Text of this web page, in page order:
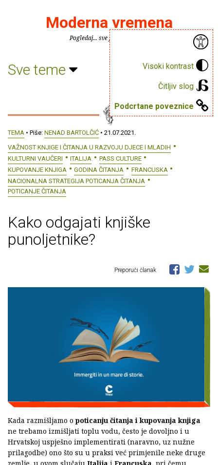
Visoki kontrast
Čitljiv slog
Podcrtane poveznice
Moderna vremena
Pogledaj... sve je puno knjiga.
Sve teme
TEMA • Piše: NENAD BARTOLČIĆ • 21.07.2021.
VAŽNOST KNJIGE I ČITANJA U RAZVOJU DJECE I MLADIH
KULTURNI VAUČERI
ITALIJA
PASS CULTURE
KUPOVANJE KNJIGA
GODINA ČITANJA
FRANCUSKA
NACIONALNA STRATEGIJA POTICANJA ČITANJA
POTICANJE ČITANJA
Kako odgajati knjiške
punoljetnike?
Preporuči članak
Kada razmišljamo o poticanju čitanja i kupovanja knjiga
ne trebamo izmišljati toplu vodu, često je dovoljno i u
Hrvatskoj uspješno implementirati (naravno, uz nužne
prilagodbe) ono što su u praksi već primjenile neke druge